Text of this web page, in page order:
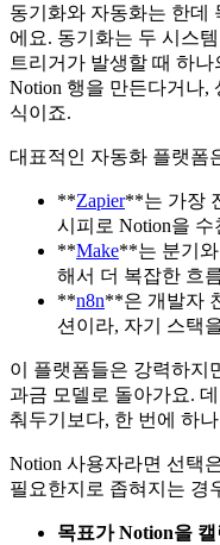
동기화와 자동화는 한데
에요. 동기화는 두 시스
트리거가 발생할 때 하
Notion 행을 만든다거나,
식이죠.
대표적인 자동화 플랫폼
**Zapier**는 가장
시피로 Notion을
**Make**는 분기
해서 더 복잡한 흐
**n8n**은 개발자
션이라, 자기 스택
이 플랫폼들은 강력하지
과금 모델로 돌아가요.
춰두기보다, 한 번에 하
Notion 사용자라면 선택
필요한지로 좁혀지는 경
목표가 Notion을